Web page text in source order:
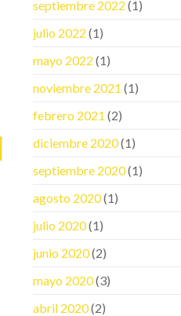
septiembre 2022 (1)
julio 2022 (1)
mayo 2022 (1)
noviembre 2021 (1)
febrero 2021 (2)
diciembre 2020(1)
septiembre 2020(1)
agosto 2020(1)
julio 2020(1)
junio 2020(2)
mayo 2020(3)
abril 2020(2)